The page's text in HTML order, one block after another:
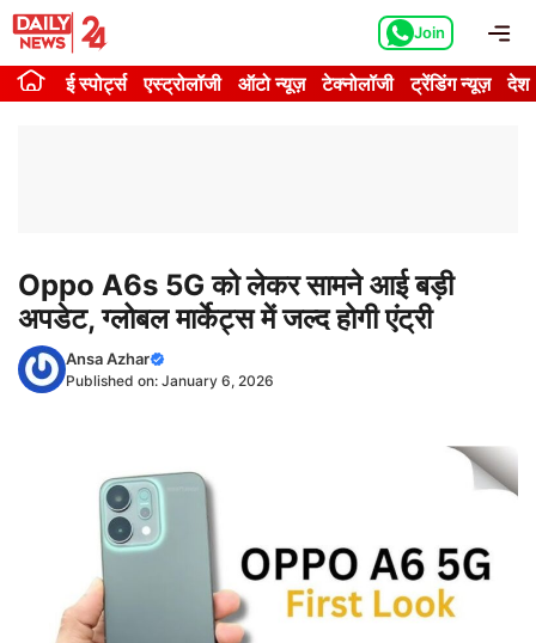
Skip
content
Join
ई स्पोर्ट्स एस्ट्रोलॉजी ऑटो न्यूज़ टेक्नोलॉजी ट्रेंडिंग न्यूज़ देश
Oppo A6s 5G को लेकर सामने आई बड़ी
अपडेट, ग्लोबल मार्केट्स में जल्द होगी एंट्री
Ansa Azhar
Published on: January 6, 2026